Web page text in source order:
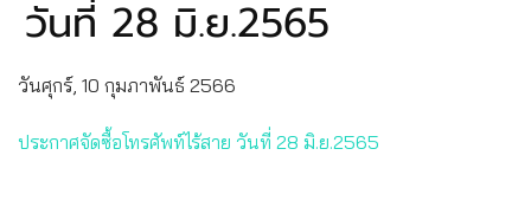
วันที่ 28 มิ.ย.2565
วันศุกร์, 10 กุมภาพันธ์ 2566
ประกาศจัดซื้อโทรศัพท์ไร้สาย วันที่ 28 มิ.ย.2565